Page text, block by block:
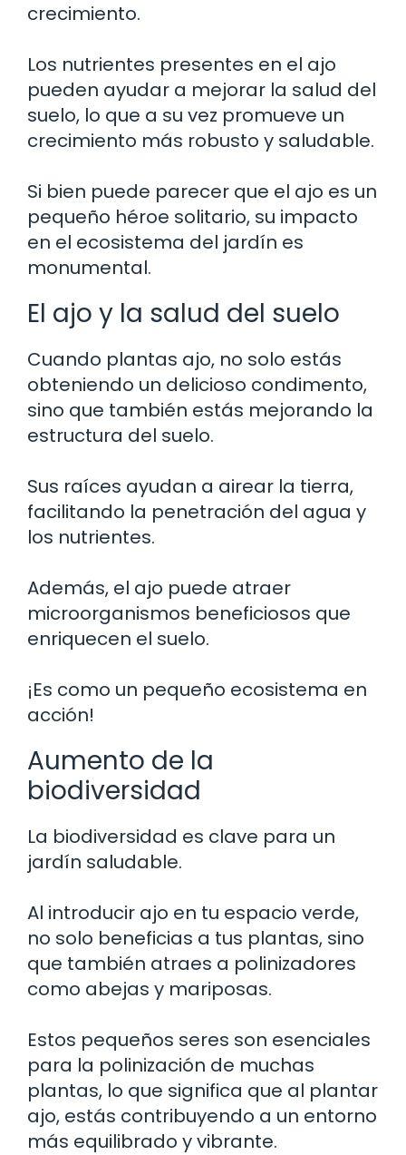
crecimiento.
Los nutrientes presentes en el ajo
pueden ayudar a mejorar la salud del
suelo, lo que a su vez promueve un
crecimiento más robusto y saludable.
Si bien puede parecer que el ajo es un
pequeño héroe solitario, su impacto
en el ecosistema del jardín es
monumental.
El ajo y la salud del suelo
Cuando plantas ajo, no solo estás
obteniendo un delicioso condimento,
sino que también estás mejorando la
estructura del suelo.
Sus raíces ayudan a airear la tierra,
facilitando la penetración del agua y
los nutrientes.
Además, el ajo puede atraer
microorganismos beneficiosos que
enriquecen el suelo.
¡Es como un pequeño ecosistema en
acción!
Aumento de la
biodiversidad
La biodiversidad es clave para un
jardín saludable.
Al introducir ajo en tu espacio verde,
no solo beneficias a tus plantas, sino
que también atraes a polinizadores
como abejas y mariposas.
Estos pequeños seres son esenciales
para la polinización de muchas
plantas, lo que significa que al plantar
ajo, estás contribuyendo a un entorno
más equilibrado y vibrante.